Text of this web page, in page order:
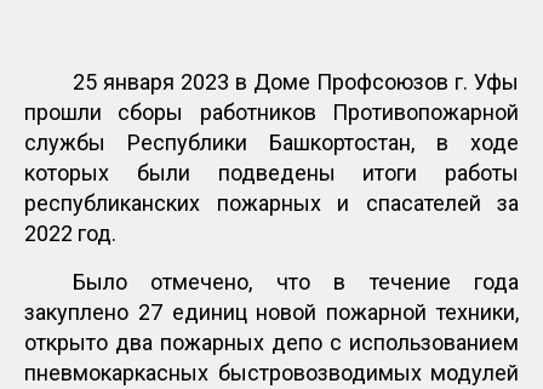
25 января 2023 в Доме Профсоюзов г. Уфы
прошли сборы работников Противопожарной
службы Республики Башкортостан, в ходе
которых были подведены итоги работы
республиканских пожарных и спасателей за
2022 год.
Было отмечено, что в течение года
закуплено 27 единиц новой пожарной техники,
открыто два пожарных депо с использованием
пневмокаркасных быстровозводимых модулей